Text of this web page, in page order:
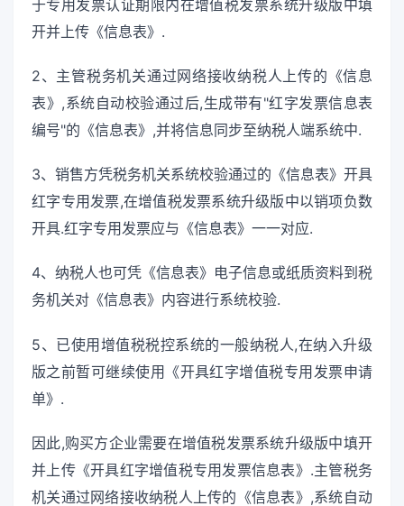
于专用发票认证期限内在增值税发票系统升级版中填
开并上传《信息表》.
2、主管税务机关通过网络接收纳税人上传的《信息
表》,系统自动校验通过后,生成带有"红字发票信息表
编号"的《信息表》,并将信息同步至纳税人端系统中.
3、销售方凭税务机关系统校验通过的《信息表》开具
红字专用发票,在增值税发票系统升级版中以销项负数
开具.红字专用发票应与《信息表》一一对应.
4、纳税人也可凭《信息表》电子信息或纸质资料到税
务机关对《信息表》内容进行系统校验.
5、已使用增值税税控系统的一般纳税人,在纳入升级
版之前暂可继续使用《开具红字增值税专用发票申请
单》.
因此,购买方企业需要在增值税发票系统升级版中填开
并上传《开具红字增值税专用发票信息表》.主管税务
机关通过网络接收纳税人上传的《信息表》,系统自动